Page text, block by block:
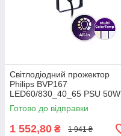
Світлодіодний прожектор
Philips BVP167
LED60/830_40_65 PSU 50W
SWB
Готово до відправки
1 552,80 ₴ 1 941 ₴